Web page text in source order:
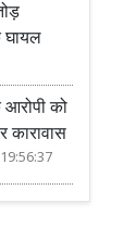
घायल
को
कारावास